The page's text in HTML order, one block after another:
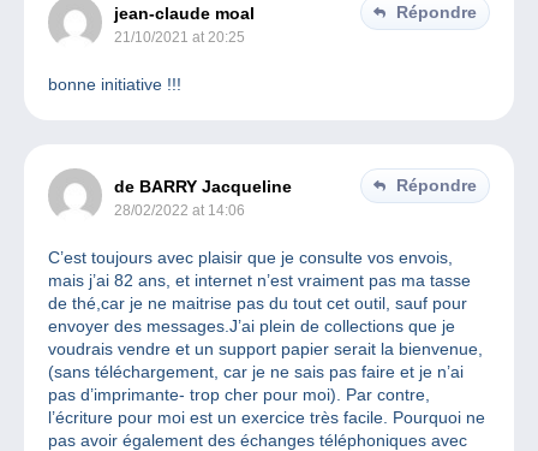
jean-claude moal
21/10/2021 at 20:25
Répondre
bonne initiative !!!
de BARRY Jacqueline
28/02/2022 at 14:06
Répondre
C’est toujours avec plaisir que je consulte vos envois,
mais j’ai 82 ans, et internet n’est vraiment pas ma tasse
de thé,car je ne maitrise pas du tout cet outil, sauf pour
envoyer des messages.J’ai plein de collections que je
voudrais vendre et un support papier serait la bienvenue,
(sans téléchargement, car je ne sais pas faire et je n’ai
pas d’imprimante- trop cher pour moi). Par contre,
l’écriture pour moi est un exercice très facile. Pourquoi ne
pas avoir également des échanges téléphoniques avec